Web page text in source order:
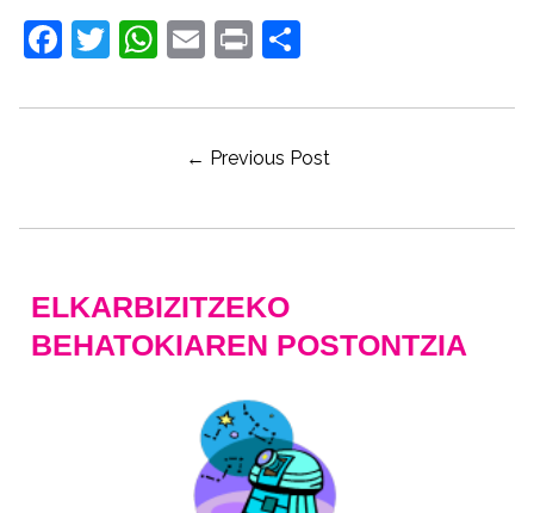
Facebook
Twitter
WhatsApp
Email
PrintShare
SARREREN← Previous Post
ELKARBIZITZEKO
BEHATOKIAREN POSTONTZIA